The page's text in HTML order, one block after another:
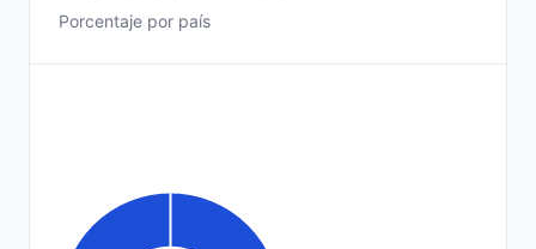
Porcentaje por país